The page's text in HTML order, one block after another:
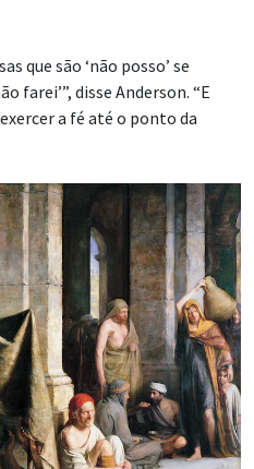
que são ‘não posso’ se
farei’”, disse Anderson. “E
a fé até o ponto da